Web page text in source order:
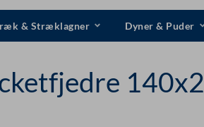
& Stræklagner Dyner & Puder